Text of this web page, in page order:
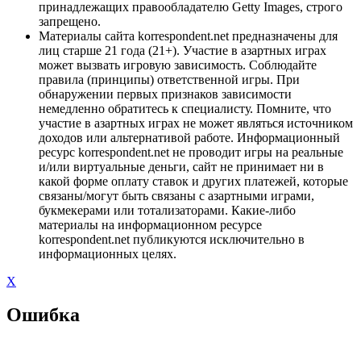
принадлежащих правообладателю Getty Images, строго
запрещено.
Материалы сайта korrespondent.net предназначены для
лиц старше 21 года (21+). Участие в азартных играх
может вызвать игровую зависимость. Соблюдайте
правила (принципы) ответственной игры. При
обнаружении первых признаков зависимости
немедленно обратитесь к специалисту. Помните, что
участие в азартных играх не может являться источником
доходов или альтернативой работе. Информационный
ресурс korrespondent.net не проводит игры на реальные
и/или виртуальные деньги, сайт не принимает ни в
какой форме оплату ставок и других платежей, которые
связаны/могут быть связаны с азартными играми,
букмекерами или тотализаторами. Какие-либо
материалы на информационном ресурсе
korrespondent.net публикуются исключительно в
информационных целях.
X
Ошибка